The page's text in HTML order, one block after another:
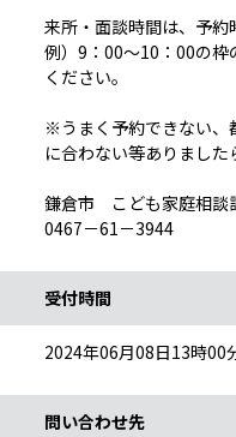
来所・面談時間は、予約
例）9：00～10：00の枠
ください。
※うまく予約できない、
に合わない等ありました
鎌倉市 こども家庭相談
0467－61－3944
受付時間
2024年06月08日13時00
問い合わせ先